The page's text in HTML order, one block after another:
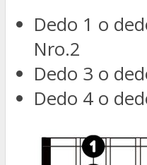
Dedo 1 o
Nro.2
Dedo 3 o
Dedo 4 o